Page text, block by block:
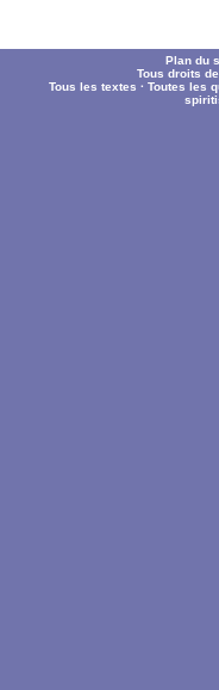
Plan du
Tous droits
Tous les textes ·Toutes les